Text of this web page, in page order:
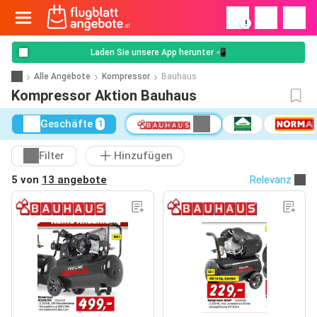
!
Laden Sie unsere App herunter 📲
Alle Angebote Kompressor Bauhaus
Kompressor Aktion Bauhaus
Geschäfte 1
Filter
Hinzufügen
5 von 13 angebote Relevanz